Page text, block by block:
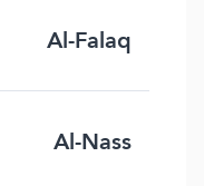
Al-Falaq
Al-Nass